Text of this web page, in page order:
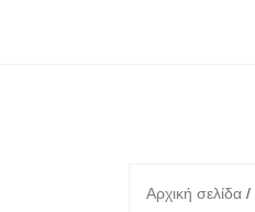
Αρχική σελίδα /